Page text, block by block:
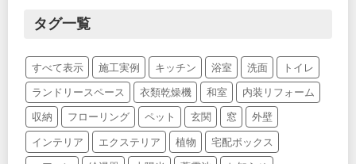
タグ一覧
すべて表示 施工実例 キッチン 浴室 洗面 トイレ
ランドリースペース 衣類乾燥機 和室 内装リフォーム
収納 フローリング ペット 玄関 窓 外壁
インテリア エクステリア 植物 宅配ボックス